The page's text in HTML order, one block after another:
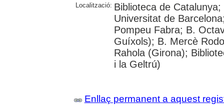
Localització: Biblioteca de
Universitat de
Pompeu Fabra; B.
Guíxols); B. Mercè
Rahola (Girona);
i la Geltrú)
Enllaç permanent a aquest